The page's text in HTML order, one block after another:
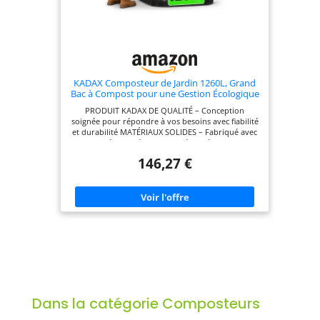
KADAX Composteur de Jardin 1260L, Grand
Bac à Compost pour une Gestion Écologique
et Efficace des Déchets Organiques en
Espace Extérieur (Noir)
PRODUIT KADAX DE QUALITÉ – Conception
soignée pour répondre à vos besoins avec fiabilité
et durabilité MATÉRIAUX SOLIDES – Fabriqué avec
des matériaux résistants et sécurisés pour une
ÉLÉGANT – Fonctionnel et esthétique, s'intègre
ENTRETIEN FACILE – Surface lisse, facile à nettoyer
pour une utilisation hygiénique au quotidien
POLYVALENT – Idéal pour une multitude d'usages
à la maison, au bureau ou dans le jardin
146,27 €
Dans la catégorie Composteurs